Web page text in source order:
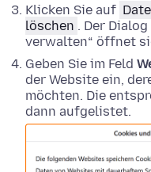
Klicken Sie auf
löschen . Der
verwalten“ öffnet
Geben Sie im Feld
der Website ein,
möchten. Die
dann aufgelistet.